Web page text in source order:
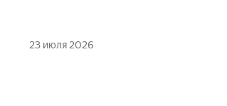
23 июля 2026